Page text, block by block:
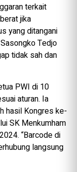
terkait
jika
yang ditangani
Tedjo
tidak sah dan
PWI di 10
aturan. Ia
hasil Kongres ke-
SK Menkumham
“Barcode di
langsung